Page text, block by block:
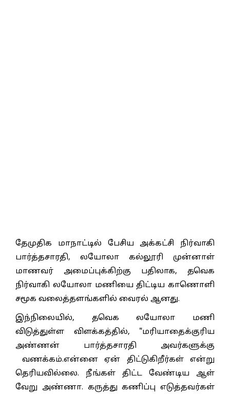
தேமுதிக மாநாட்டில் பேசிய அக்கட்சி நிர்வாகி
பார்த்தசாரதி, லயோலா கல்லூரி முன்னாள்
மாணவர் அமைப்புக்கிற்கு பதிலாக, தவெக
நிர்வாகி லயோலா மணியை திட்டிய காணொளி
சமூக வலைத்தளங்களில் வைரல் ஆனது.
இந்நிலையில், தவெக லயோலா மணி
விடுத்துள்ள விளக்கத்தில், "மரியாதைக்குரிய
அண்ணன் பார்த்தசாரதி அவர்களுக்கு
வணக்கம்.என்னை ஏன் திட்டுகிறீர்கள் என்று
தெரியவில்லை. நீங்கள் திட்ட வேண்டிய ஆள்
வேறு அண்ணா. கருத்து கணிப்பு எடுத்தவர்கள்